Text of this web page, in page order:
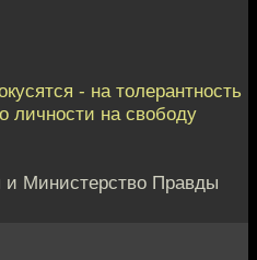
- на толерантность
личности на свободу
и Министерство Правды